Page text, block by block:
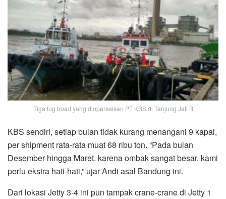
Tiga tug boad yang dioperasikan PT KBS di Tanjung Jati B
KBS sendiri, setiap bulan tidak kurang menangani 9 kapal,
per shipment rata-rata muat 68 ribu ton. “Pada bulan
Desember hingga Maret, karena ombak sangat besar, kami
perlu ekstra hati-hati,” ujar Andi asal Bandung ini.
Dari lokasi Jetty 3-4 ini pun tampak crane-crane di Jetty 1